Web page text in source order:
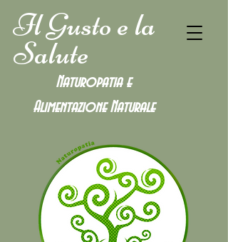
Il Gusto e la
Salute
Naturopatia e
Alimentazione Naturale